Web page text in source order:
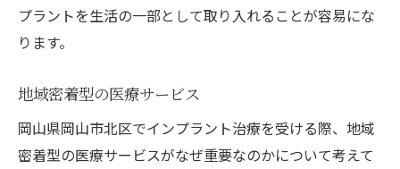
プラントを生活の一部として取り入れることが容易にな
ります。
地域密着型の医療サービス
岡山県岡山市北区でインプラント治療を受ける際、地域
密着型の医療サービスがなぜ重要なのかについて考えて